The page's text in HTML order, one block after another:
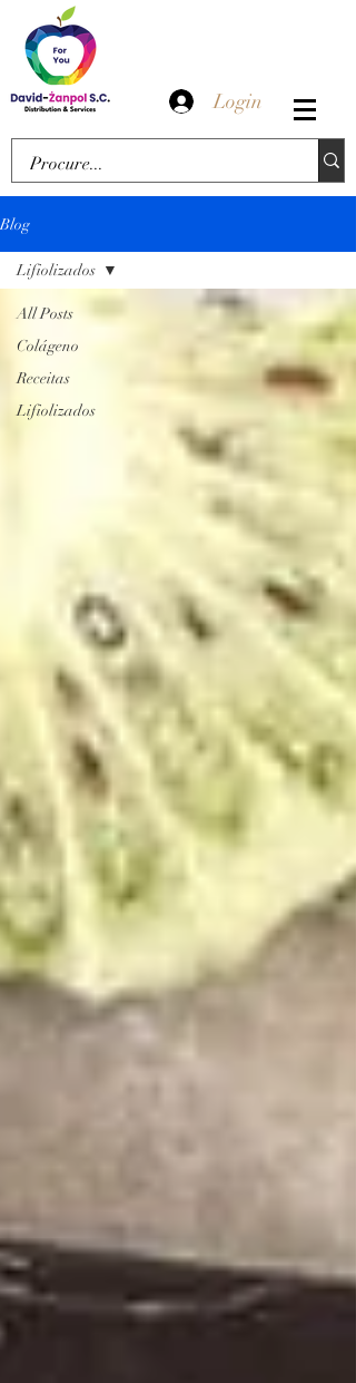
Login
Blog
All Posts
Colágeno
Receitas
Lifiolizados
Lifiolizados